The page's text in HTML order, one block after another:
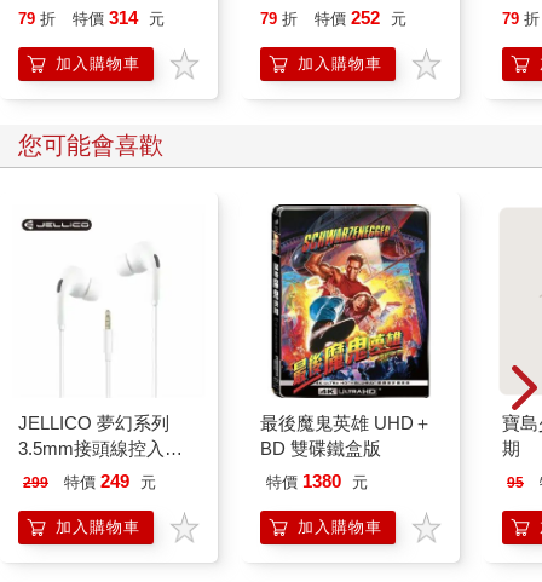
名玄文華，在此則以玄華稱之。
的必備前置。而玄是黑色的意思；華則是花的古字，有綻放、吐
露的味道，因此「玄華」其實也是烏溜溜地綻放之意。）
召喚他們要做什麼？接下來的就是祝辭部分：「保精長存」，即
是請兩位頭部的大神幫忙一下，保存體內運送到頭部的精華不要
跑掉，盡量做到延長保鮮期嘛，而有了這些血氣精華，頭髮才得
以生長旺盛。
‧左為隱月，右為日根‧
不同的版本中，有左右互換的情形，但這裡的重點不是左右問
題，而是隱月跟日根。對於非上清法的修者而言，這兩個單字會
很晦澀難解，甚至有解釋成雙眼的（啊人家咒語在頭毛士官眼睛
什麼事啦XD），但在接觸過上清經法的修者眼中，這句話代表的
是咒語本身的修煉脈絡。
在上清經中，有所謂的上真之道七種、太上之道三種、中真之道
六種與下真之道八種，分別象徵了不同的修煉位階，意即你技能
點點滿之後所可以達到的最高成就。譬如在傳說之中，我們祖天
師AKA漢代月野兔所主修的《結璘奔月章》，就是七種上真之道
之一，因此當他修成正果之後，那粒正果當然就特別大顆喔；而
79 折 特價 314 元
加入購物車
79 折 特價 252 元
加入購物車
79 折
您可能會喜歡
JELLICO 夢幻系列
3.5mm接頭線控入耳
式耳機 JEE-X12-WT
299 特價 249 元
加入購物車
最後魔鬼英雄 UHD＋
BD 雙碟鐵盒版
特價 1380 元
加入購物車
寶島
期
95